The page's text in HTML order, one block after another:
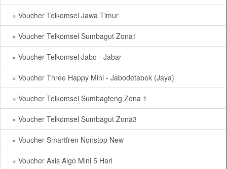
» Voucher Telkomsel Jawa Timur
» Voucher Telkomsel Sumbagut Zona1
» Voucher Telkomsel Jabo - Jabar
» Voucher Three Happy Mini - Jabodetabek (Jaya)
» Voucher Telkomsel Sumbagteng Zona 1
» Voucher Telkomsel Sumbagut Zona3
» Voucher Smartfren Nonstop New
» Voucher Axis Aigo Mini 5 Hari